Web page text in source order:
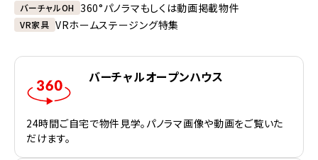
バーチャルOH 360°パノラマもしくは動画掲載物件
VR家具 VRホームステージング特集
バーチャルオープンハウス
24時間ご自宅で物件見学。パノラマ画像や動画をご覧いた
だけます。